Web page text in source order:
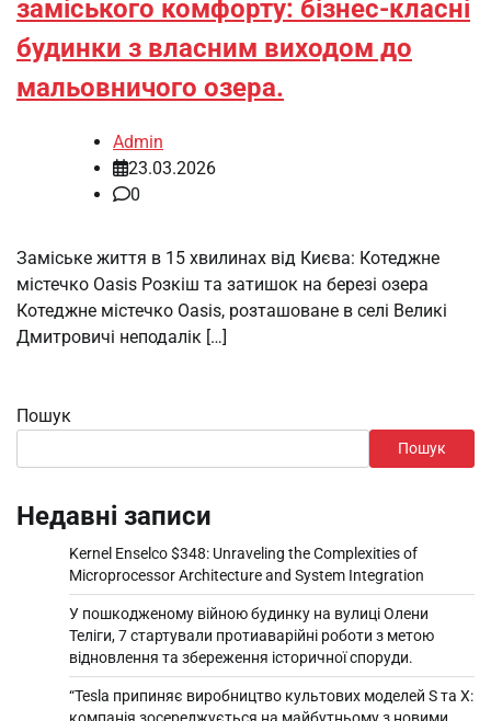
заміського комфорту: бізнес-класні
будинки з власним виходом до
мальовничого озера.
Admin
23.03.2026
0
Заміське життя в 15 хвилинах від Києва: Котеджне
містечко Oasis Розкіш та затишок на березі озера
Котеджне містечко Oasis, розташоване в селі Великі
Дмитровичі неподалік […]
Пошук
Пошук
Недавні записи
Kernel Enselco $348: Unraveling the Complexities of
Microprocessor Architecture and System Integration
У пошкодженому війною будинку на вулиці Олени
Теліги, 7 стартували протиаварійні роботи з метою
відновлення та збереження історичної споруди.
“Tesla припиняє виробництво культових моделей S та X: